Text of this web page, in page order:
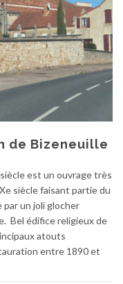
de Bizeneuille
est un ouvrage très
siècle faisant partie du
par un joli glocher
Bel édifice religieux de
atouts
entre 1890 et